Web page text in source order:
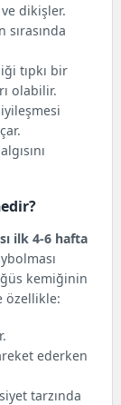
dikişler.
sırasında
tıpkı bir
olabilir.
ilk 4-6 hafta
kemiğinin
özellikle:
ederken
tarzında